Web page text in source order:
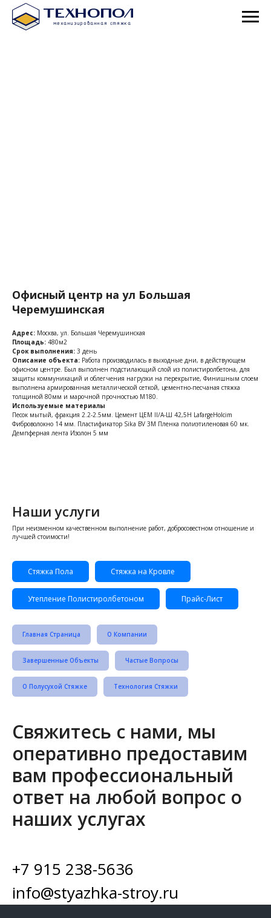
Офисный центр на ул Большая
Черемушинская
Адрес: Москва, ул. Большая Черемушинская
Площадь: 480м2
Срок выполнения: 3 день
Описание объекта: Работа производилась в выходные дни, в действующем
офисном центре. Был выполнен подстилающий слой из полистиролбетона, для
защиты коммуникаций и облегчения нагрузки на перекрытие, Финишным слоем
выполнена армированная металлической сеткой, цементно-песчаная стяжка
толщиной 80мм и марочной прочностью М180.
Используемые материалы
Песок мытый, фракция 2.2-2.5мм. Цемент ЦЕМ II/A-Ш 42,5Н LafargeHolcim
Фиброволокно 14 мм. Пластификатор Sika BV 3M Пленка полиэтиленовая 60 мк.
Демпферная лента Изолон 5 мм
Наши услуги
При неизменном качественном выполнение работ, добросовестном отношение и
лучшей стоимости!
Стяжка Пола Стяжка на Кровле
Утепление Полистиролбетоном Прайс-Лист
Главная Страница О Компании
Завершенные Объекты Частые Вопросы
О Полусухой Стяжке Технология Стяжки
Свяжитесь с нами, мы
оперативно предоставим
вам профессиональный
ответ на любой вопрос о
наших услугах
+7 915 238-5636
info@styazhka-stroy.ru